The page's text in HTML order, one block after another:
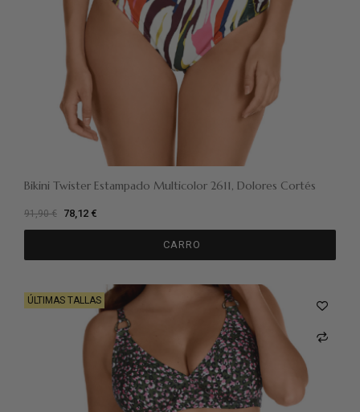
Bikini Twister Estampado Multicolor 2611, Dolores Cortés
91,90 € 78,12 €
CARRO
ÚLTIMAS TALLAS